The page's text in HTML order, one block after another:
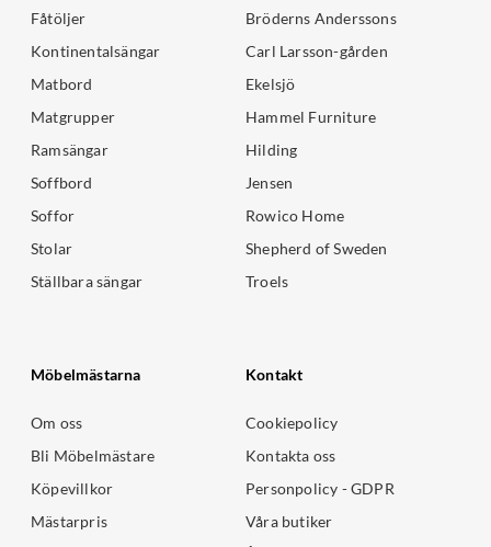
Fåtöljer
Kontinentalsängar
Matbord
Matgrupper
Ramsängar
Soffbord
Soffor
Stolar
Ställbara sängar
Bröderns Anderssons
Carl Larsson-gården
Ekelsjö
Hammel Furniture
Hilding
Jensen
Rowico Home
Shepherd of Sweden
Troels
Möbelmästarna
Om oss
Bli Möbelmästare
Köpevillkor
Mästarpris
Kontakt
Cookiepolicy
Kontakta oss
Personpolicy - GDPR
Våra butiker